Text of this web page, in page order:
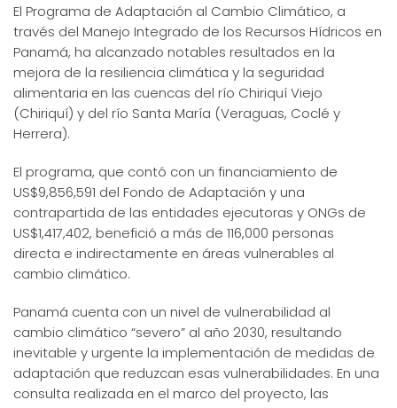
El Programa de Adaptación al Cambio Climático, a
través del Manejo Integrado de los Recursos Hídricos en
Panamá, ha alcanzado notables resultados en la
mejora de la resiliencia climática y la seguridad
alimentaria en las cuencas del río Chiriquí Viejo
(Chiriquí) y del río Santa María (Veraguas, Coclé y
Herrera).
El programa, que contó con un financiamiento de
US$9,856,591 del Fondo de Adaptación y una
contrapartida de las entidades ejecutoras y ONGs de
US$1,417,402, benefició a más de 116,000 personas
directa e indirectamente en áreas vulnerables al
cambio climático.
Panamá cuenta con un nivel de vulnerabilidad al
cambio climático “severo” al año 2030, resultando
inevitable y urgente la implementación de medidas de
adaptación que reduzcan esas vulnerabilidades. En una
consulta realizada en el marco del proyecto, las